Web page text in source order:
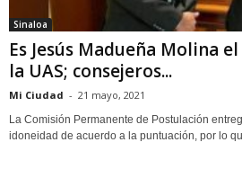
Sinaloa
Es Jesús Madueña Molina
la UAS; consejeros...
Mi Ciudad - 21 mayo, 2021
La Comisión Permanente de Postulación
idoneidad de acuerdo a la puntuación, por lo